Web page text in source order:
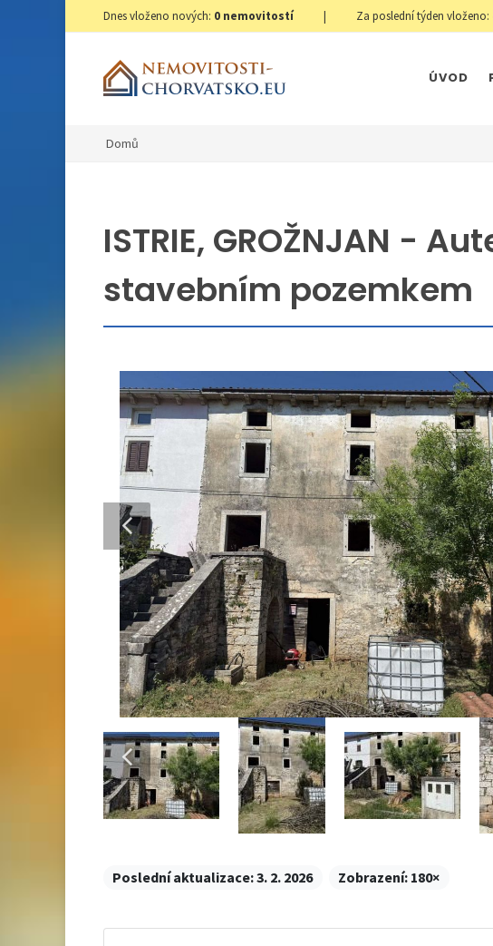
Dnes vloženo nových: 0 nemovitostí | Za poslední týden vloženo:
ÚVOD
Domů
ISTRIE, GROŽNJAN -
stavebním pozemkem
Poslední aktualizace:3. 2. 2026 Zobrazení: 180×